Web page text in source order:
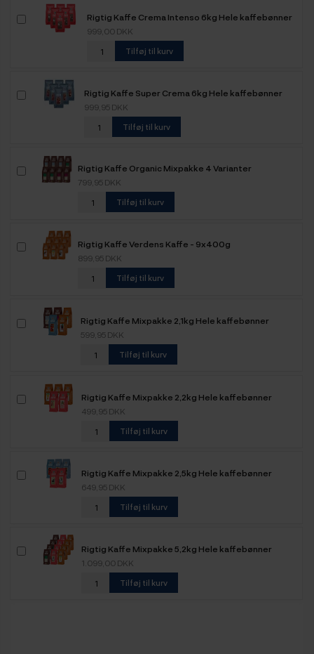
Rigtig Kaffe Crema Intenso 6kg Hele kaffebønner
999,00 DKK
Tilføj til kurv
Rigtig Kaffe Super Crema 6kg Hele kaffebønner
999,95 DKK
Tilføj til kurv
Rigtig Kaffe Organic Mixpakke 4 Varianter
799,95 DKK
Tilføj til kurv
Rigtig Kaffe Verdens Kaffe - 9x400g
899,95 DKK
Tilføj til kurv
Rigtig Kaffe Mixpakke 2,1kg Hele kaffebønner
599,95 DKK
Tilføj til kurv
Rigtig Kaffe Mixpakke 2,2kg Hele kaffebønner
499,95 DKK
Tilføj til kurv
Rigtig Kaffe Mixpakke 2,5kg Hele kaffebønner
649,95 DKK
Tilføj til kurv
Rigtig Kaffe Mixpakke 5,2kg Hele kaffebønner
1.099,00 DKK
Tilføj til kurv